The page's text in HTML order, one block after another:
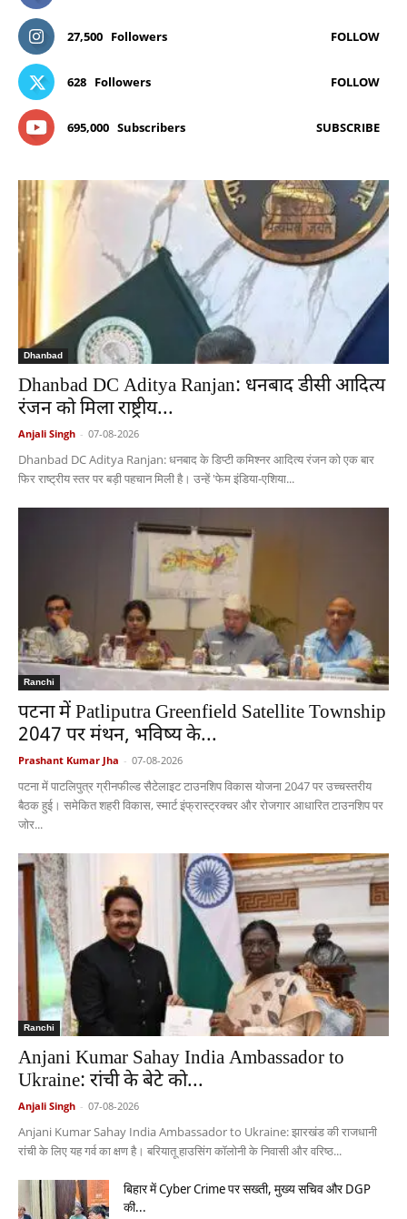
27,500 Followers FOLLOW
628 Followers FOLLOW
695,000 Subscribers SUBSCRIBE
Dhanbad
Dhanbad DC Aditya Ranjan: धनबाद डीसी आदित्य
रंजन को मिला राष्ट्रीय...
Anjali Singh - 07-08-2026
Dhanbad DC Aditya Ranjan: धनबाद के डिप्टी कमिश्नर आदित्य रंजन को एक बार
फिर राष्ट्रीय स्तर पर बड़ी पहचान मिली है। उन्हें 'फेम इंडिया-एशिया...
Ranchi
पटना में Patliputra Greenfield Satellite Township
2047 पर मंथन, भविष्य के...
Prashant Kumar Jha - 07-08-2026
पटना में पाटलिपुत्र ग्रीनफील्ड सैटेलाइट टाउनशिप विकास योजना 2047 पर उच्चस्तरीय
बैठक हुई। समेकित शहरी विकास, स्मार्ट इंफ्रास्ट्रक्चर और रोजगार आधारित टाउनशिप पर
जोर...
Ranchi
Anjani Kumar Sahay India Ambassador to
Ukraine: रांची के बेटे को...
Anjali Singh - 07-08-2026
Anjani Kumar Sahay India Ambassador to Ukraine: झारखंड की राजधानी
रांची के लिए यह गर्व का क्षण है। बरियातू हाउसिंग कॉलोनी के निवासी और वरिष्ठ...
बिहार में Cyber Crime पर सख्ती, मुख्य सचिव और DGP
की...